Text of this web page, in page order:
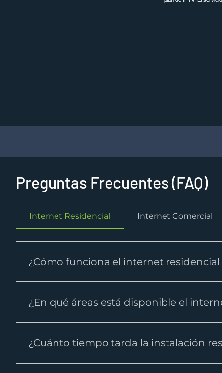
Preguntas Frecuentes (FAQ)
Internet Residencial Internet Comercial
¿Cómo funciona el internet residencial
una conexión privada y no compartida entre el
más estable y consistente en comparación con
¿En qué áreas está disponible el
confirmar el servicio.
¿Cuánto tiempo tarda la instalación